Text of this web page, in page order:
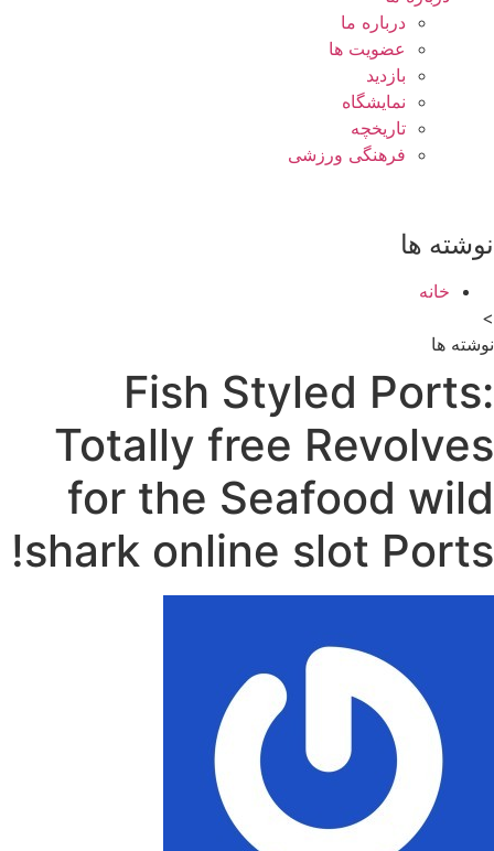
درباره ما
عضویت ها
بازدید
نمایشگاه
تاريخچه
فرهنگی ورزشی
نوشته ها
خانه
>
نوشته ها
Fish Styled Ports:
Totally free Revolves
for the Seafood wild
shark online slot Ports!